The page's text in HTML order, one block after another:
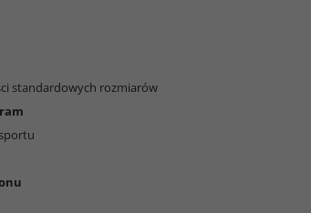
standardowych rozmiarów